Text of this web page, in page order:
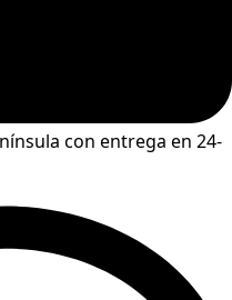
con entrega en 24-